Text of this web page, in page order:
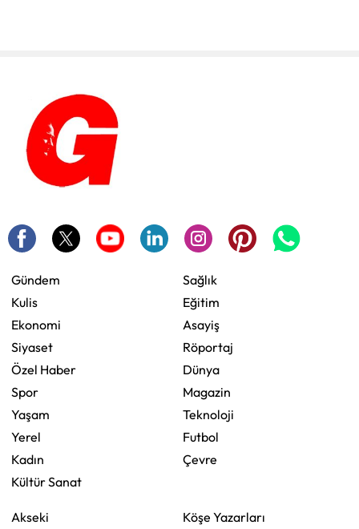
Gündem
Kulis
Ekonomi
Siyaset
Özel Haber
Spor
Yaşam
Yerel
Kadın
Kültür Sanat
Sağlık
Eğitim
Asayiş
Röportaj
Dünya
Magazin
Teknoloji
Futbol
Çevre
Akseki
Köşe Yazarları